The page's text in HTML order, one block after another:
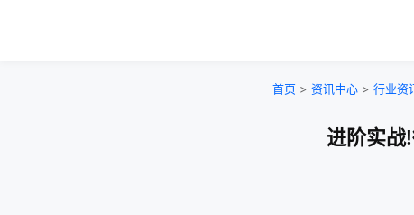
首页 > 资讯中心 > 行业资
进阶实战